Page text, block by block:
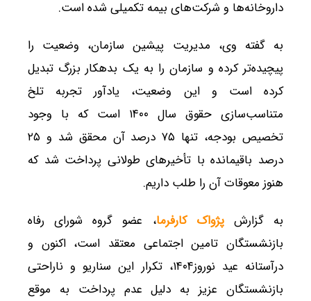
داروخانه‌ها و شرکت‌های بیمه تکمیلی شده است.
به گفته وی، مدیریت پیشین سازمان، وضعیت را
پیچیده‌تر کرده و سازمان را به یک بدهکار بزرگ تبدیل
کرده است و این وضعیت، یادآور تجربه تلخ
متناسب‌سازی حقوق سال ۱۴۰۰ است که با وجود
تخصیص بودجه، تنها ۷۵ درصد آن محقق شد و ۲۵
درصد باقیمانده با تأخیرهای طولانی پرداخت شد که
هنوز معوقات آن را طلب داریم.
به گزارشپژواک کارفرما، عضو گروه شورای رفاه
بازنشستگان تامین اجتماعی معتقد است، اکنون و
درآستانه عید نوروز۱۴۰۴، تکرار این سناریو و ناراحتی
بازنشستگان عزیز به دلیل عدم پرداخت به موقع